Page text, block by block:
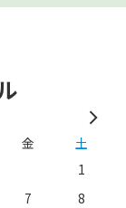
金
土
1
7 8